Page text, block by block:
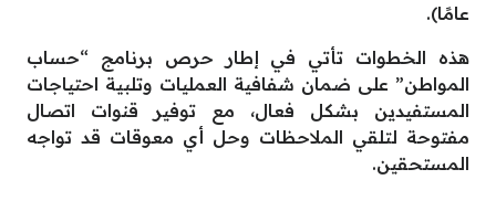
عامًا).
هذه الخطوات تأتي في إطار حرص برنامج “حساب
المواطن” على ضمان شفافية العمليات وتلبية احتياجات
المستفيدين بشكل فعال، مع توفير قنوات اتصال
مفتوحة لتلقي الملاحظات وحل أي معوقات قد تواجه
المستحقين.